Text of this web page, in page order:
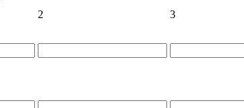
2 3